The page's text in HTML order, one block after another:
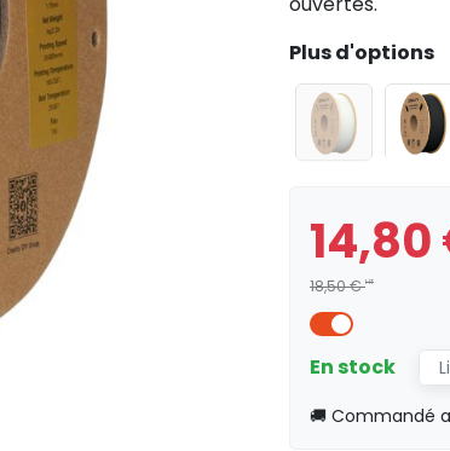
Plus d'options
14,80
18,50 €HT
En stock
🚚 Commandé